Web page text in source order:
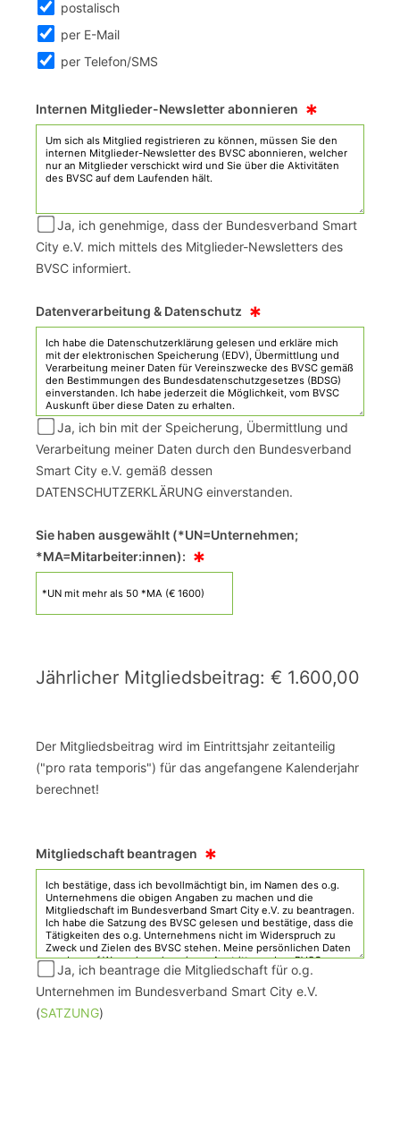
postalisch
per E-Mail
per Telefon/SMS
Internen Mitglieder-Newsletter abonnieren *
Ja, ich genehmige, dass der Bundesverband Smart
City e.V. mich mittels des Mitglieder-Newsletters des
BVSC informiert.
Datenverarbeitung & Datenschutz *
Ja, ich bin mit der Speicherung, Übermittlung und
Verarbeitung meiner Daten durch den Bundesverband
Smart City e.V. gemäß dessen
DATENSCHUTZERKLÄRUNG einverstanden.
Sie haben ausgewählt (*UN=Unternehmen;
*MA=Mitarbeiter:innen): *
Jährlicher Mitgliedsbeitrag: € 1.600,00
Der Mitgliedsbeitrag wird im Eintrittsjahr zeitanteilig
("pro rata temporis") für das angefangene Kalenderjahr
berechnet!
Mitgliedschaft beantragen *
Ja, ich beantrage die Mitgliedschaft für o.g.
Unternehmen im Bundesverband Smart City e.V.
(SATZUNG)